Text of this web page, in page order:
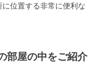
位置する非常に便利な
部屋の中をご紹介